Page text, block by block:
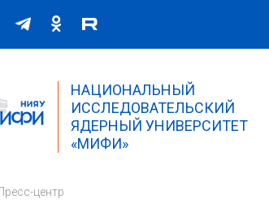
НАЦИОНАЛЬНЫЙ
ИССЛЕДОВАТЕЛЬСКИЙ
ЯДЕРНЫЙ УНИВЕРСИТЕТ
«МИФИ»
Пресс-центр